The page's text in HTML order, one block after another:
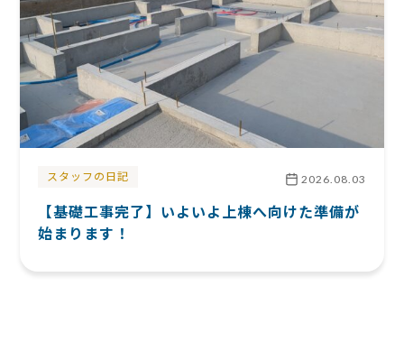
スタッフの日記 2026.08.03
【基礎工事完了】いよいよ上棟へ向けた準備が
始まります！